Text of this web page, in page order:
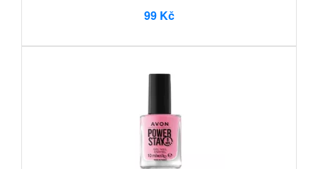
99 Kč